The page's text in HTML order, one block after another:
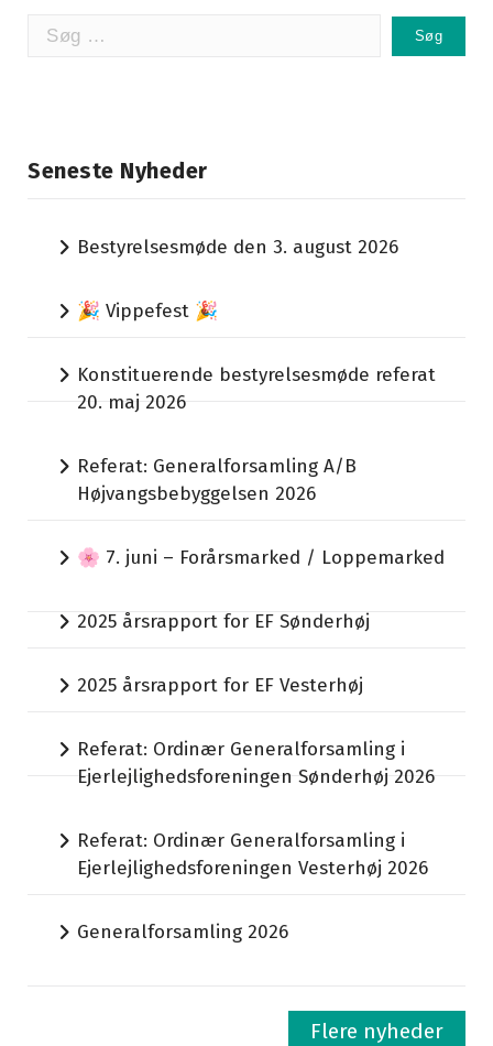
Søg
Seneste Nyheder
Bestyrelsesmøde den 3. august 2026
🎉 Vippefest 🎉
Konstituerende bestyrelsesmøde referat
20. maj 2026
Referat: Generalforsamling A/B
Højvangsbebyggelsen 2026
🌸 7. juni – Forårsmarked / Loppemarked
2025 årsrapport for EF Sønderhøj
2025 årsrapport for EF Vesterhøj
Referat: Ordinær Generalforsamling i
Ejerlejlighedsforeningen Sønderhøj 2026
Referat: Ordinær Generalforsamling i
Ejerlejlighedsforeningen Vesterhøj 2026
Generalforsamling 2026
Flere nyheder